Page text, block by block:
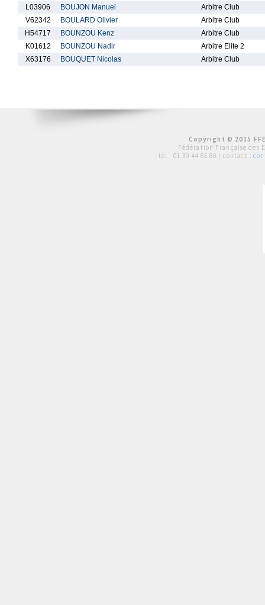
L03906
BOUJON Manuel
Arbitre Club
V62342
BOULARD Olivier
Arbitre Club
H54717
BOUNZOU Kenz
Arbitre Club
K01612
BOUNZOU Nadir
Arbitre Elite 2
X63176
BOUQUET Nicolas Arbitre Club
Copyright © 2015
Fédération Française des
tél : 01 39 44 65 80 | contact :